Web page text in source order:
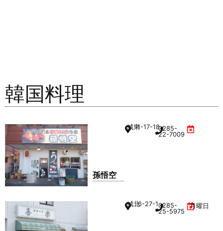
韓国料理
孫悟空
城東1-17-180285-
22-7009
城北6-27-10285-
25-5975
月曜日